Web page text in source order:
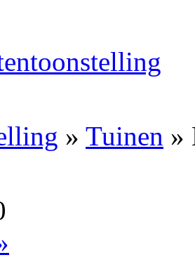
» Tuinen »